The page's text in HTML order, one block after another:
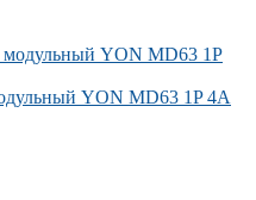
YON MD63 1P 4А